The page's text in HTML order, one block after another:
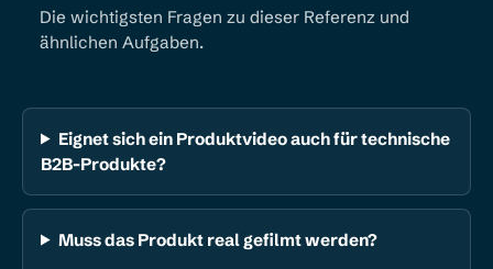
Die wichtigsten Fragen zu dieser Referenz und
ähnlichen Aufgaben.
Eignet sich ein Produktvideo auch für technische
B2B-Produkte?
Muss das Produkt real gefilmt werden?